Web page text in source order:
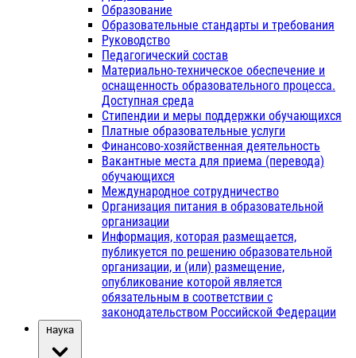
Образование
Образовательные стандарты и требования
Руководство
Педагогический состав
Материально-техническое обеспечение и
оснащенность образовательного процесса.
Доступная среда
Стипендии и меры поддержки обучающихся
Платные образовательные услуги
Финансово-хозяйственная деятельность
Вакантные места для приема (перевода)
обучающихся
Международное сотрудничество
Организация питания в образовательной
организации
Информация, которая размещается,
публикуется по решению образовательной
организации, и (или) размещение,
опубликование которой является
обязательным в соответствии с
законодательством Российской Федерации
Наука